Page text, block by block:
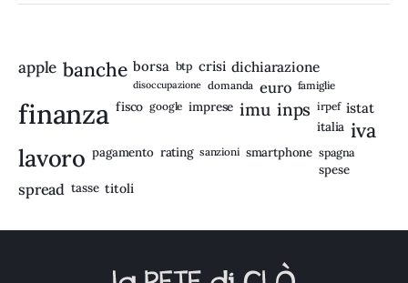
apple banche borsa btp crisi dichiarazione
disoccupazione domanda euro famiglie
finanza fisco google imprese imu inps irpef istat
italia iva
lavoro pagamento rating sanzioni smartphone spagna
spese
spread tasse titoli